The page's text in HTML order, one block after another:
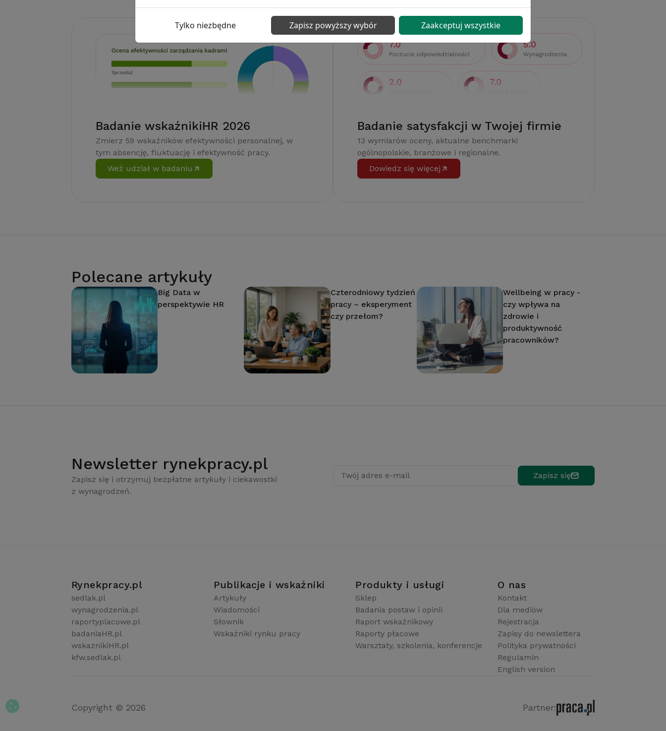
Badanie wskaźnikiHR 2026
Zmierz 59 wskaźników efektywności personalnej, w
tym absencję, fluktuację i efektywność pracy.
Weź udział w badaniu
Badanie satysfakcji w Twojej firmie
13 wymiarów oceny, aktualne benchmarki
ogólnopolskie, branżowe i regionalne.
Dowiedz się więcej
Polecane artykuły
Big Data w
perspektywie HR
Czterodniowy tydzień
pracy – eksperyment
czy przełom?
Wellbeing w pracy -
czy wpływa na
zdrowie i
produktywność
pracowników?
Newsletter rynekpracy.pl
Zapisz się i otrzymuj bezpłatne artykuły i ciekawostki
z wynagrodzeń.
Twój adres e-mail Zapisz się
Rynekpracy.pl
sedlak.pl
wynagrodzenia.pl
raportyplacowe.pl
badaniaHR.pl
wskaznikiHR.pl
kfw.sedlak.pl
Publikacje i wskaźniki
Artykuły
Wiadomości
Słownik
Wskaźniki rynku pracy
Produkty i usługi
Sklep
Badania postaw i opinii
Raport wskaźnikowy
Raporty płacowe
Warsztaty, szkolenia, konferencje
O nas
Kontakt
Dla mediów
Rejestracja
Zapisy do newslettera
Polityka prywatności
Regulamin
English version
Copyright © 2026 Partner:
Tylko niezbędne Zapisz powyższy wybór Zaakceptuj wszystkie